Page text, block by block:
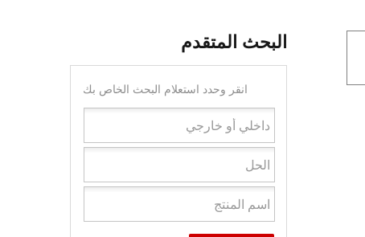
البحث المتقدم
انقر وحدد استعلام البحث الخاص بك